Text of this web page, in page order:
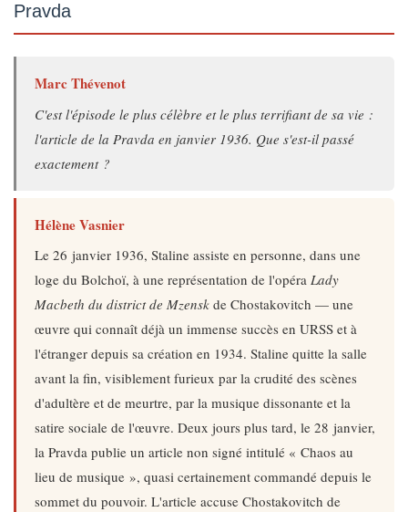
Pravda
Marc Thévenot
C'est l'épisode le plus célèbre et le plus terrifiant de sa vie :
l'article de la Pravda en janvier 1936. Que s'est-il passé
exactement ?
Hélène Vasnier
Le 26 janvier 1936, Staline assiste en personne, dans une
loge du Bolchoï, à une représentation de l'opéra Lady
Macbeth du district de Mzensk de Chostakovitch — une
œuvre qui connaît déjà un immense succès en URSS et à
l'étranger depuis sa création en 1934. Staline quitte la salle
avant la fin, visiblement furieux par la crudité des scènes
d'adultère et de meurtre, par la musique dissonante et la
satire sociale de l'œuvre. Deux jours plus tard, le 28 janvier,
la Pravda publie un article non signé intitulé « Chaos au
lieu de musique », quasi certainement commandé depuis le
sommet du pouvoir. L'article accuse Chostakovitch de